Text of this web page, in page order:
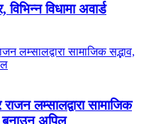
विधामा अवार्ड
लम्सालद्वारा सामाजिक
बनाउन अपिल